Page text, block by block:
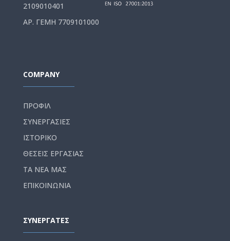
2109010401
ΑΡ. ΓΕΜΗ 7709101000
COMPANY
ΠΡΟΦΙΛ
ΣΥΝΕΡΓΑΣΙΕΣ
ΙΣΤΟΡΙΚΟ
ΘΕΣΕΙΣ ΕΡΓΑΣΙΑΣ
ΤΑ ΝΕΑ ΜΑΣ
ΕΠΙΚΟΙΝΩΝΙΑ
ΣΥΝΕΡΓΑΤΕΣ